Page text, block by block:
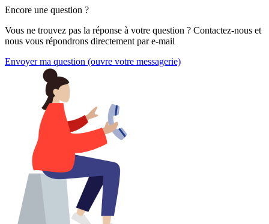
Encore une question ?
Vous ne trouvez pas la réponse à votre question ? Contactez-nous et
nous vous répondrons directement par e-mail
Envoyer ma question (ouvre votre messagerie)